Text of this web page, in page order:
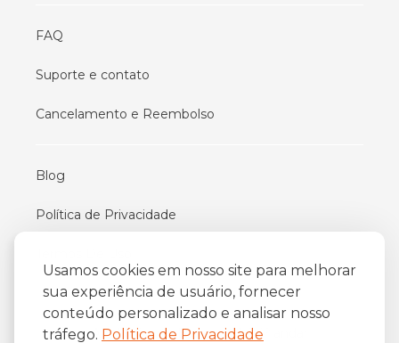
Usamos cookies em nosso site para melhorar
sua experiência de usuário, fornecer
conteúdo personalizado e analisar nosso
tráfego. Política de Privacidade
FAQ
Suporte e contato
Cancelamento e Reembolso
Blog
Política de Privacidade
iFriend
Av. Almirante Barroso 81, 34